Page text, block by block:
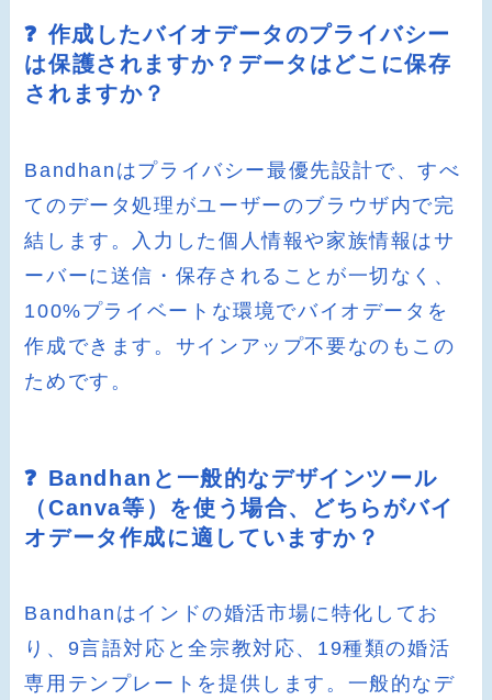
❓ 作成したバイオデータのプライバシー
は保護されますか？データはどこに保存
されますか？
Bandhanはプライバシー最優先設計で、すべ
てのデータ処理がユーザーのブラウザ内で完
結します。入力した個人情報や家族情報はサ
ーバーに送信・保存されることが一切なく、
100%プライベートな環境でバイオデータを
作成できます。サインアップ不要なのもこの
ためです。
❓ Bandhanと一般的なデザインツール
（Canva等）を使う場合、どちらがバイ
オデータ作成に適していますか？
Bandhanはインドの婚活市場に特化してお
り、9言語対応と全宗教対応、19種類の婚活
専用テンプレートを提供します。一般的なデ